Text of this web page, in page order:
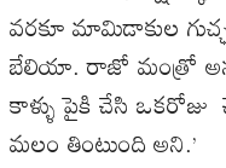
వరకూ మామిడాకుల
బేలియా. రాజో మంత్రో
కాళ్ళు పైకి చేసి
మలం తింటుంది అని.’